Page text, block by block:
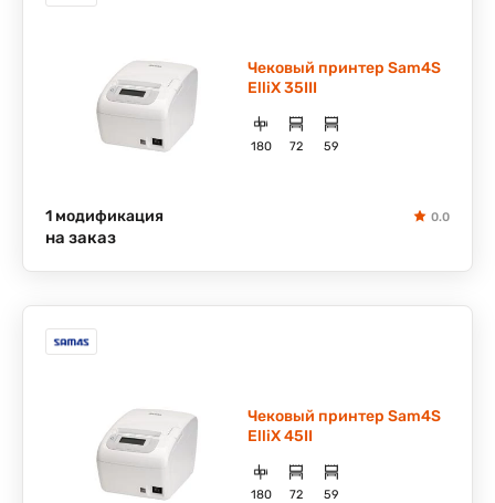
Чековый принтер Sam4S
ElliX 35III
180 72 59
1 модификация 0.0
на заказ
Чековый принтер Sam4S
ElliX 45II
180 72 59